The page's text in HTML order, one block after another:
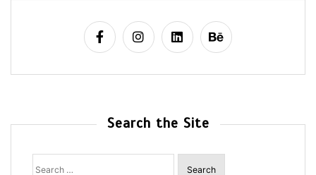
Search the Site
Search
for: